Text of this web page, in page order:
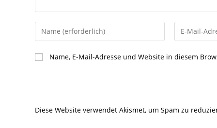
Gib
deinen
Namen
oder
ein
Gib
deine
ein
Name, E-Mail-Adresse und Website in diesem
Diese Website verwendet Akismet, um Spam zu